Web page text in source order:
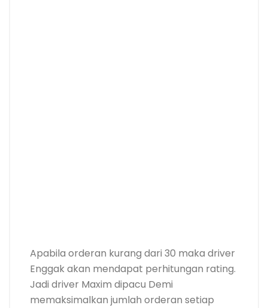
Apabila orderan kurang dari 30 maka driver
Enggak akan mendapat perhitungan rating.
Jadi driver Maxim dipacu Demi
memaksimalkan jumlah orderan setiap